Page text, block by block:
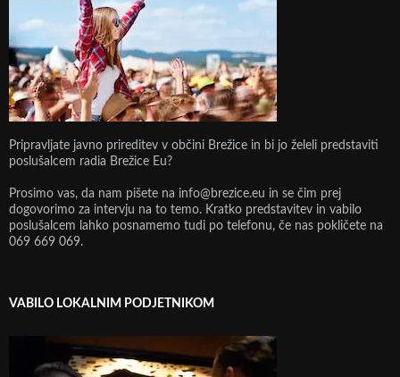
Pripravljate javno prireditev v občini Brežice in bi jo želeli predstaviti
poslušalcem radia Brežice Eu?
Prosimo vas, da nam pišete na info@brezice.eu in se čim prej
dogovorimo za intervju na to temo. Kratko predstavitev in vabilo
poslušalcem lahko posnamemo tudi po telefonu, če nas pokličete na
069 669 069.
VABILO LOKALNIM PODJETNIKOM